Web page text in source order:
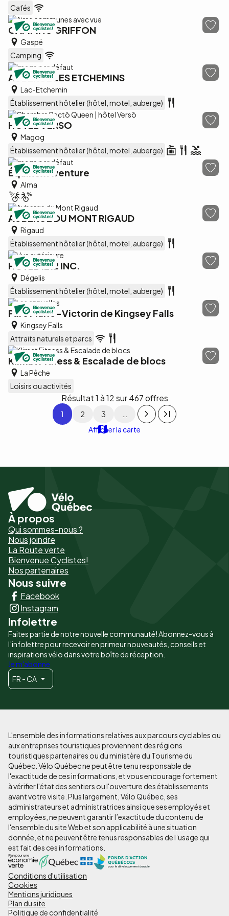
Cafés
CAMPING GRIFFON
Gaspé
Camping
AUBERGE LES ETCHEMINS
Lac-Etchemin
Établissement hôtelier (hôtel, motel, auberge)
HÔTEL VERSO
Magog
Établissement hôtelier (hôtel, motel, auberge)
Équinox Aventure
Alma
AUBERGE DU MONT RIGAUD
Rigaud
Établissement hôtelier (hôtel, motel, auberge)
HÔTEL 1212 INC.
Dégelis
Établissement hôtelier (hôtel, motel, auberge)
Parc Marie-Victorin de Kingsey Falls
Kingsey Falls
Attraits naturels et parcs
Klimat Fitness & Escalade de blocs
La Pêche
Loisirs ou activités
Résultat 1 à 12 sur 467 offres
Pagination
1 2 3
Afficher la carte
Pied
de
page
-
Liens
principaux
À propos
Qui sommes-nous ?
Nous joindre
La Route verte
Bienvenue Cyclistes!
Nos partenaires
Nous suivre
Facebook
Instagram
Infolettre
Faites partie de notre nouvelle communauté! Abonnez-vous à
l’infolettre pour recevoir en primeur nouveautés, conseils et
inspirations vélo dans votre boîte de réception.
Je m'abonne
FR - CA
L'ensemble des informations relatives aux parcours cyclables ou
aux entreprises touristiques proviennent des régions
touristiques partenaires ou du ministère du Tourisme du
Québec. Vélo Québec ne peut être tenu responsable de
l'exactitude de ces informations, et vous encourage fortement
à vérifier l'état des sentiers ou l'ouverture des établissements
avant votre visite. Plus largement, Vélo Québec, ses
administrateurs et administratrices ainsi que ses employés et
employées, ne peuvent garantir l’exactitude du contenu de
l'ensemble du site Web et son applicabilité à une situation
donnée, et ne peuvent être tenus responsables de l’usage qui
est fait des ces informations.
Pied
de
page
Conditions d'utilisation
Cookies
Mentions juridiques
Plan du site
Politique de confidentialité